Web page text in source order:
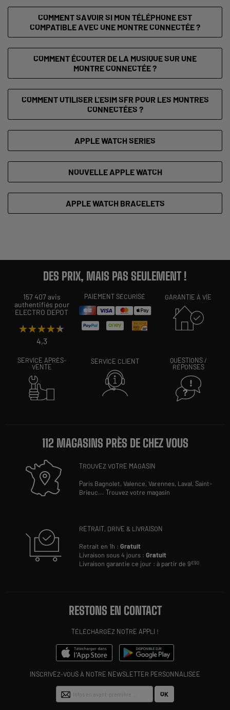
COMMENT SAVOIR SI MON TÉLÉPHONE EST
COMPATIBLE AVEC UNE MONTRE CONNECTÉE ?
COMMENT ÉCOUTER DE LA MUSIQUE SUR UNE
MONTRE CONNECTÉE ?
COMMENT UTILISER L'ESIM SFR POUR LES MONTRES
CONNECTÉES ?
APPLE WATCH SERIES
NOUVELLE APPLE WATCH
APPLE WATCH BRACELETS
DES PRIX, MAIS PAS SEULEMENT !
157 407 avis
authentifiés pour
ELECTRO DEPOT
★★★★★
★★★★★
4,3
PAIEMENT SÉCURISÉ GARANTIE À VIE
SERVICE APRÈS-
VENTE
SERVICE CLIENT
QUESTIONS /
RÉPONSES
112 MAGASINS PRÈS DE CHEZ VOUS
TROUVEZ VOTRE MAGASIN
Paris Bagnolet,Valence,Varennes, Laval,Saint-
Brieuc...Trouvez votre magasin
RETRAIT, DRIVE & LIVRAISON
Retrait en 1h :Gratuit
Livraison sous 4 jours :Gratuit
Livraison garantie ce jour : à partir de 9€90
RESTONS EN CONTACT
TÉLÉCHARGEZ NOTRE APPLI !
INSCRIVEZ-VOUS À NOTRE NEWSLETTER PERSONNALISÉE
OK